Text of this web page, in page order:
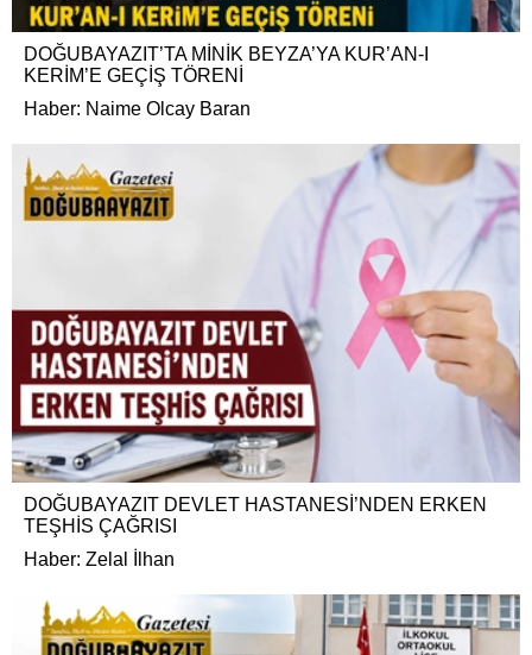
DOĞUBAYAZIT’TA MİNİK BEYZA’YA KUR’AN-I
KERİM’E GEÇİŞ TÖRENİ
Haber: Naime Olcay Baran
DOĞUBAYAZIT DEVLET HASTANESİ’NDEN ERKEN
TEŞHİS ÇAĞRISI
Haber: Zelal İlhan